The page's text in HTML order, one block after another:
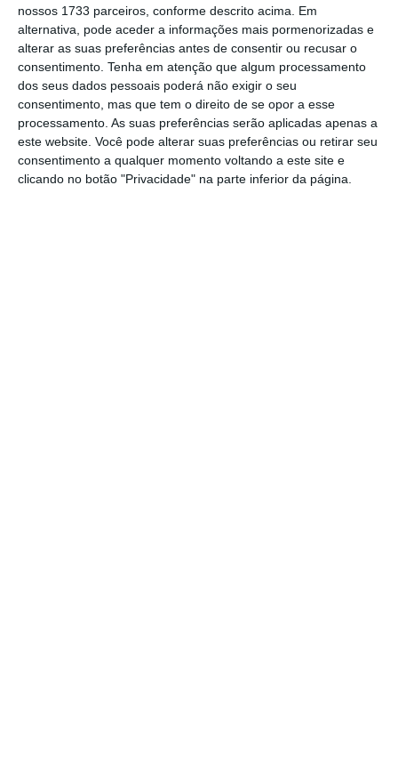
nossos 1733 parceiros, conforme descrito acima. Em
alternativa, pode aceder a informações mais pormenorizadas e
alterar as suas preferências antes de consentir ou recusar o
consentimento. Tenha em atenção que algum processamento
dos seus dados pessoais poderá não exigir o seu
consentimento, mas que tem o direito de se opor a esse
processamento. As suas preferências serão aplicadas apenas a
este website. Você pode alterar suas preferências ou retirar seu
consentimento a qualquer momento voltando a este site e
clicando no botão "Privacidade" na parte inferior da página.
tenha acesso a notícias exclusivas, à
opinião que conta, às reportagens e
especiais que mostram o outro lado da
história.
Esta assinatura é uma forma de apoiar
o ECO e os seus jornalistas. A nossa
contrapartida é o jornalismo